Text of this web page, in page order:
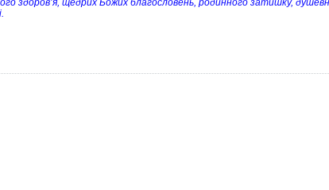
здоров’я, щедрих Божих благословень, родинного затишку,